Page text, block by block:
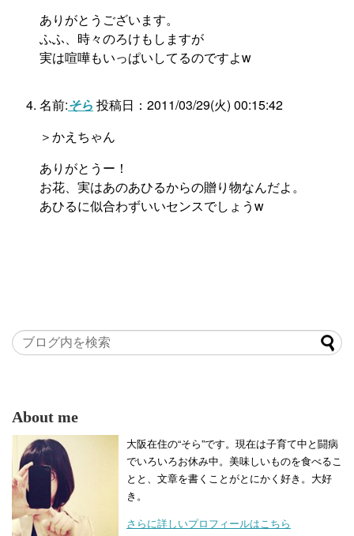
ありがとうございます。
ふふ、時々のろけもしますが
実は喧嘩もいっぱいしてるのですよw
名前:そら 投稿日：2011/03/29(火) 00:15:42
＞かえちゃん
ありがとうー！
お花、実はあのあひるからの贈り物なんだよ。
あひるに似合わずいいセンスでしょうw
About me
大阪在住の“そら”です。現在は子育て中と闘病
でいろいろお休み中。美味しいものを食べるこ
とと、文章を書くことがとにかく好き。大好
き。
さらに詳しいプロフィールはこちら